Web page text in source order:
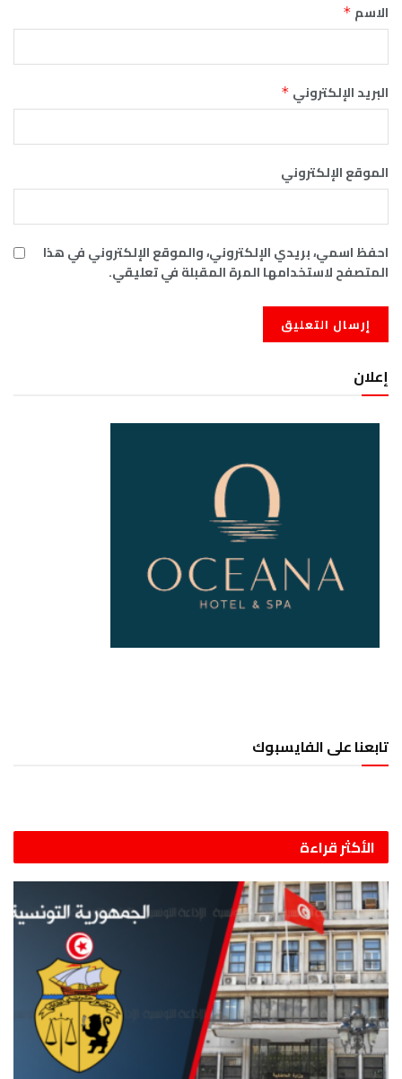
الاسم *
البريد الإلكتروني *
الموقع الإلكتروني
احفظ اسمي، بريدي الإلكتروني، والموقع الإلكتروني في هذا
المتصفح لاستخدامها المرة المقبلة في تعليقي.
إعلان
تابعنا على الفايسبوك
الأكثر قراءة